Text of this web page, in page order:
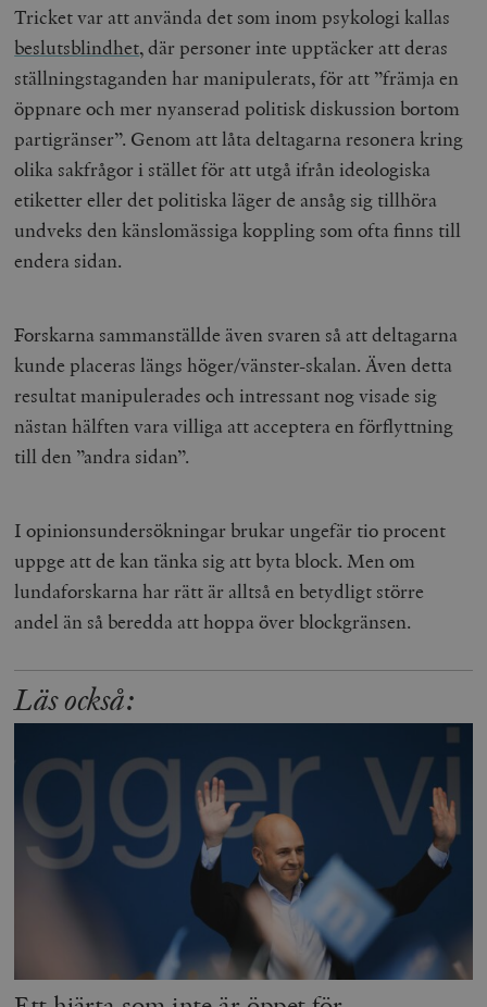
Tricket var att använda det som inom psykologi kallas
beslutsblindhet, där personer inte upptäcker att deras
ställningstaganden har manipulerats, för att ”främja en
öppnare och mer nyanserad politisk diskussion bortom
partigränser”. Genom att låta deltagarna resonera kring
olika sakfrågor i stället för att utgå ifrån ideologiska
etiketter eller det politiska läger de ansåg sig tillhöra
undveks den känslomässiga koppling som ofta finns till
endera sidan.
Forskarna sammanställde även svaren så att deltagarna
kunde placeras längs höger/vänster-skalan. Även detta
resultat manipulerades och intressant nog visade sig
nästan hälften vara villiga att acceptera en förflyttning
till den ”andra sidan”.
I opinionsundersökningar brukar ungefär tio procent
uppge att de kan tänka sig att byta block. Men om
lundaforskarna har rätt är alltså en betydligt större
andel än så beredda att hoppa över blockgränsen.
Läs också: